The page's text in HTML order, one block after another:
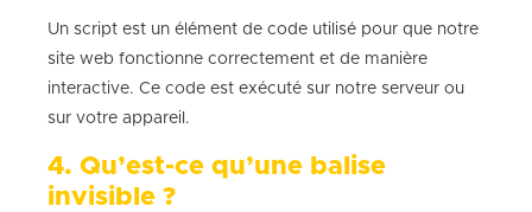
Un script est un élément de code utilisé pour que notre
site web fonctionne correctement et de manière
interactive. Ce code est exécuté sur notre serveur ou
sur votre appareil.
4. Qu’est-ce qu’une balise
invisible ?